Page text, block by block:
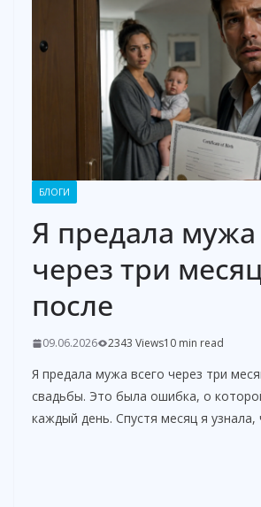
БЛОГИ
Я предала мужа
через три
после
09.06.2026 2343 Views10 min read
Я предала мужа всего через три
свадьбы. Это была ошибка, о
каждый день. Спустя месяц я